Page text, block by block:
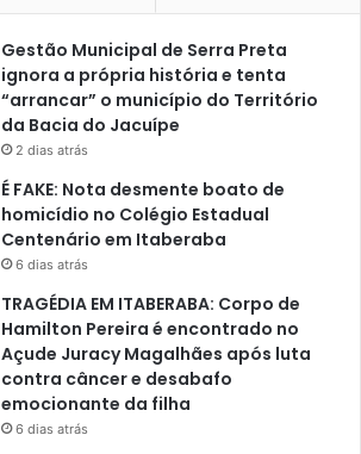
Gestão Municipal de Serra Preta
ignora a própria história e tenta
“arrancar” o município do Território
da Bacia do Jacuípe
2 dias atrás
É FAKE: Nota desmente boato de
homicídio no Colégio Estadual
Centenário em Itaberaba
6 dias atrás
TRAGÉDIA EM ITABERABA: Corpo de
Hamilton Pereira é encontrado no
Açude Juracy Magalhães após luta
contra câncer e desabafo
emocionante da filha
6 dias atrás